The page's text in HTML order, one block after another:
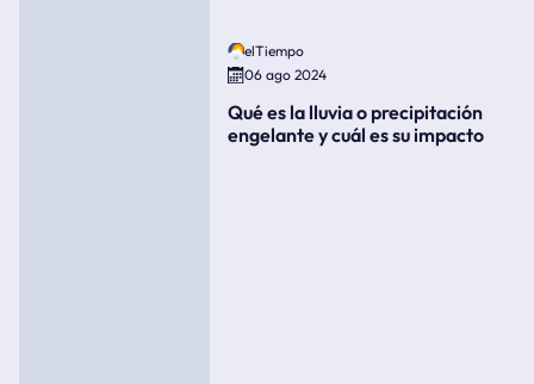
elTiempo
06 ago 2024
Qué es la lluvia o precipitación
engelante y cuál es su impacto